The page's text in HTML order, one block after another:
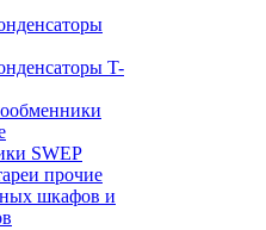
T-
SWEP
прочие
шкафов и